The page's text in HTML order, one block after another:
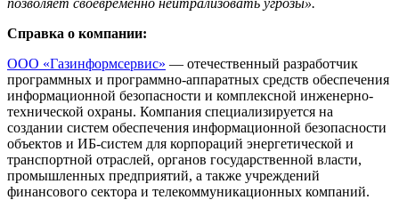
Справка о компании:
ООО «Газинформсервис» — отечественный разработчик
программных и программно-аппаратных средств обеспечения
информационной безопасности и комплексной инженерно-
технической охраны. Компания специализируется на
создании систем обеспечения информационной безопасности
объектов и ИБ-систем для корпораций энергетической и
транспортной отраслей, органов государственной власти,
промышленных предприятий, а также учреждений
финансового сектора и телекоммуникационных компаний.